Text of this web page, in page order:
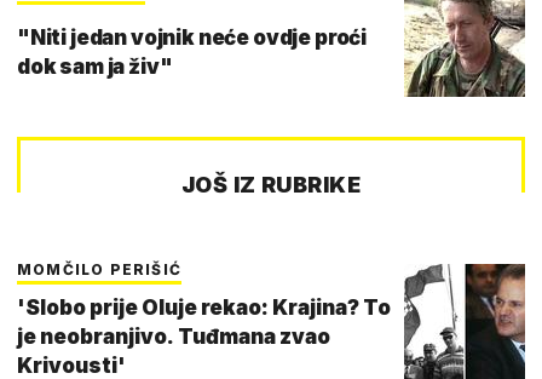
"Niti jedan vojnik neće ovdje proći
dok sam ja živ"
JOŠ IZ RUBRIKE
MOMČILO PERIŠIĆ
'Slobo prije Oluje rekao: Krajina? To
je neobranjivo. Tuđmana zvao
Krivousti'